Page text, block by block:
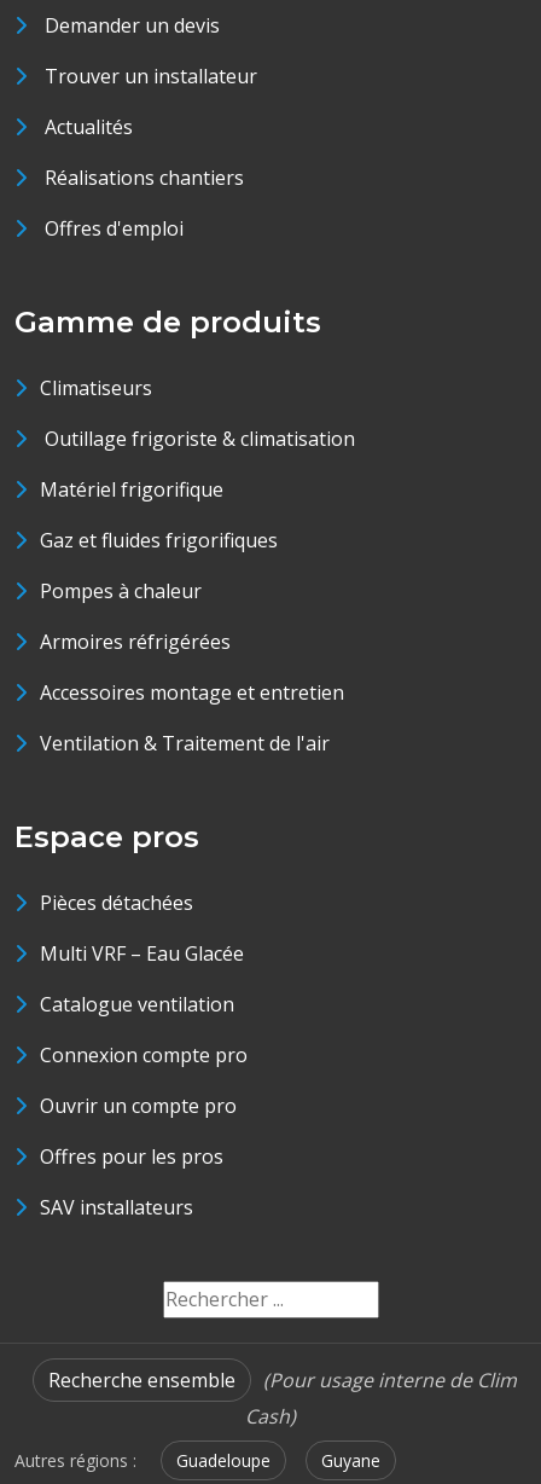
Demander un devis
Trouver un installateur
Actualités
Réalisations chantiers
Offres d'emploi
Gamme de produits
Climatiseurs
Outillage frigoriste & climatisation
Matériel frigorifique
Gaz et fluides frigorifiques
Pompes à chaleur
Armoires réfrigérées
Accessoires montage et entretien
Ventilation & Traitement de l'air
Espace pros
Pièces détachées
Multi VRF – Eau Glacée
Catalogue ventilation
Connexion compte pro
Ouvrir un compte pro
Offres pour les pros
SAV installateurs
Recherche ensemble
(Pour usage interne de Clim
Cash)
Autres régions : Guadeloupe Guyane